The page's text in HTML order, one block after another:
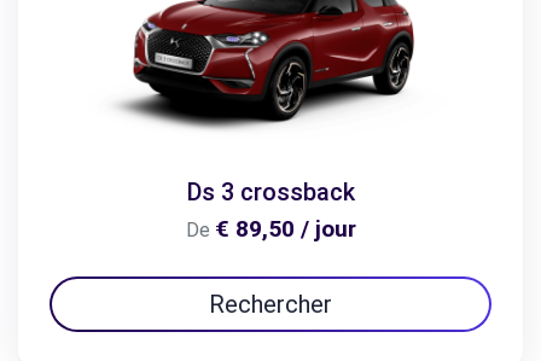
Ds 3 crossback
De € 89,50 / jour
Rechercher